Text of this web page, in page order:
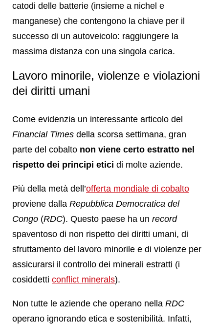
catodi delle batterie (insieme a nichel e
manganese) che contengono la chiave per il
successo di un autoveicolo: raggiungere la
massima distanza con una singola carica.
Lavoro minorile, violenze e violazioni
dei diritti umani
Come evidenzia un interessante articolo del
Financial Times della scorsa settimana, gran
parte del cobalto non viene certo estratto nel
rispetto dei principi etici di molte aziende.
Più della metà dell’offerta mondiale di cobalto
proviene dalla Repubblica Democratica del
Congo (RDC). Questo paese ha un record
spaventoso di non rispetto dei diritti umani, di
sfruttamento del lavoro minorile e di violenze per
assicurarsi il controllo dei minerali estratti (i
cosiddetti conflict minerals).
Non tutte le aziende che operano nella RDC
operano ignorando etica e sostenibilità. Infatti,